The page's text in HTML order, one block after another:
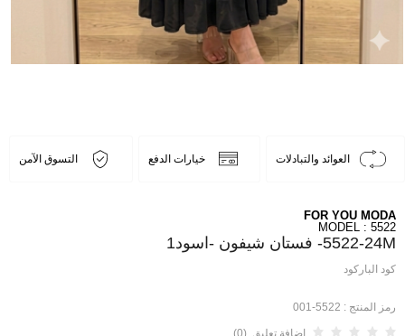
العوائد والتبادلات خيارات الدفع التسوق الآمن
FOR YOU MODA
MODEL : 5522
5522-24M- فستان شيفون -اسود1
كود الباركود
رمز المنتج : 5522-001
إضافة تعليق (0)